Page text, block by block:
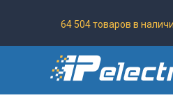
64 504 товаров в